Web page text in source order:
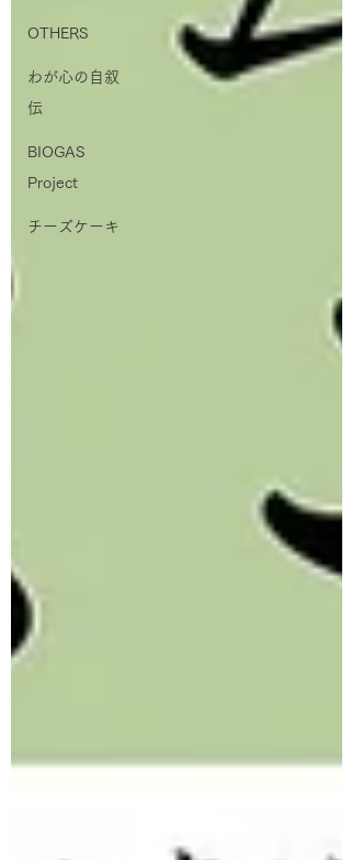
OTHERS
わが心の自叙
伝
BIOGAS
Project
チーズケーキ